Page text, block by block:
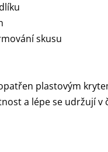
skusu
plastovým
a lépe se udržují v